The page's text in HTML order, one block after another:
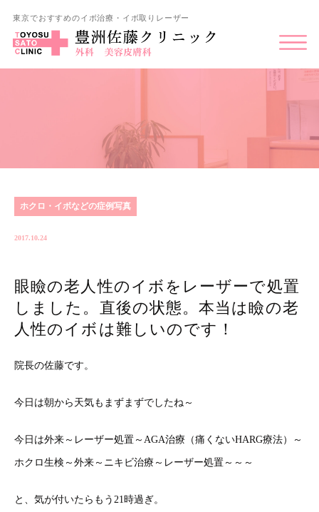
東京でおすすめのイボ治療・イボ取りレーザー
ホクロ・イボなどの症例写真
2017.10.24
眼瞼の老人性のイボをレーザーで処置
しました。直後の状態。本当は瞼の老
人性のイボは難しいのです！
院長の佐藤です。
今日は朝から天気もまずまずでしたね～
今日は外来～レーザー処置～AGA治療（痛くないHARG療法）～
ホクロ生検～外来～ニキビ治療～レーザー処置～～～
と、気が付いたらもう21時過ぎ。